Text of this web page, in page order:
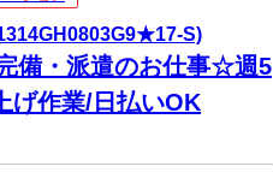
S)
備・派遣のお仕事☆週5
げ作業/日払いOK